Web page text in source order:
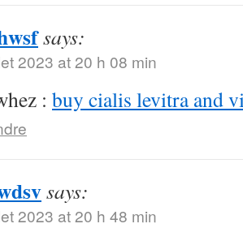
says:
2023 at 20 h 08 min
: buy cialis levitra and
says:
2023 at 20 h 48 min